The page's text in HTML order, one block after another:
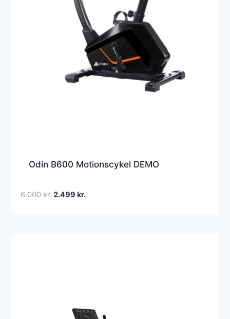
Odin B600 Motionscykel DEMO
6.000kr. Den
2.499 kr.Den